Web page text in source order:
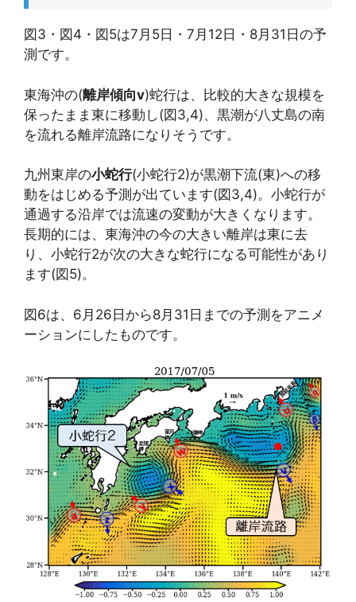
図3・図4・図5は7月5日・7月12日・8月31日の予
測です。
東海沖の(離岸傾向v)蛇行は、比較的大きな規模を
保ったまま東に移動し(図3,4)、黒潮が八丈島の南
を流れる離岸流路になりそうです。
九州東岸の小蛇行(小蛇行2)が黒潮下流(東)への移
動をはじめる予測が出ています(図3,4)。小蛇行が
通過する沿岸では流速の変動が大きくなります。
長期的には、東海沖の今の大きい離岸は東に去
り、小蛇行2が次の大きな蛇行になる可能性があり
ます(図5)。
図6は、6月26日から8月31日までの予測をアニメ
ーションにしたものです。